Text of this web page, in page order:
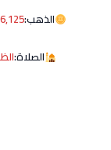
الذهب:6,125 ج.م
الصلاة: